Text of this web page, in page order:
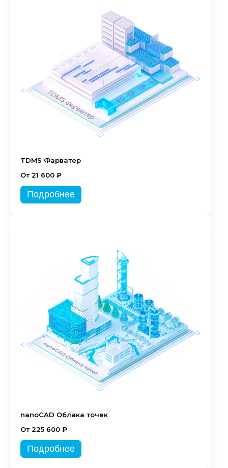
TDMS Фарватер
От 21 600 ₽
Подробнее
nanoCAD Облака точек
От 225 600 ₽
Подробнее